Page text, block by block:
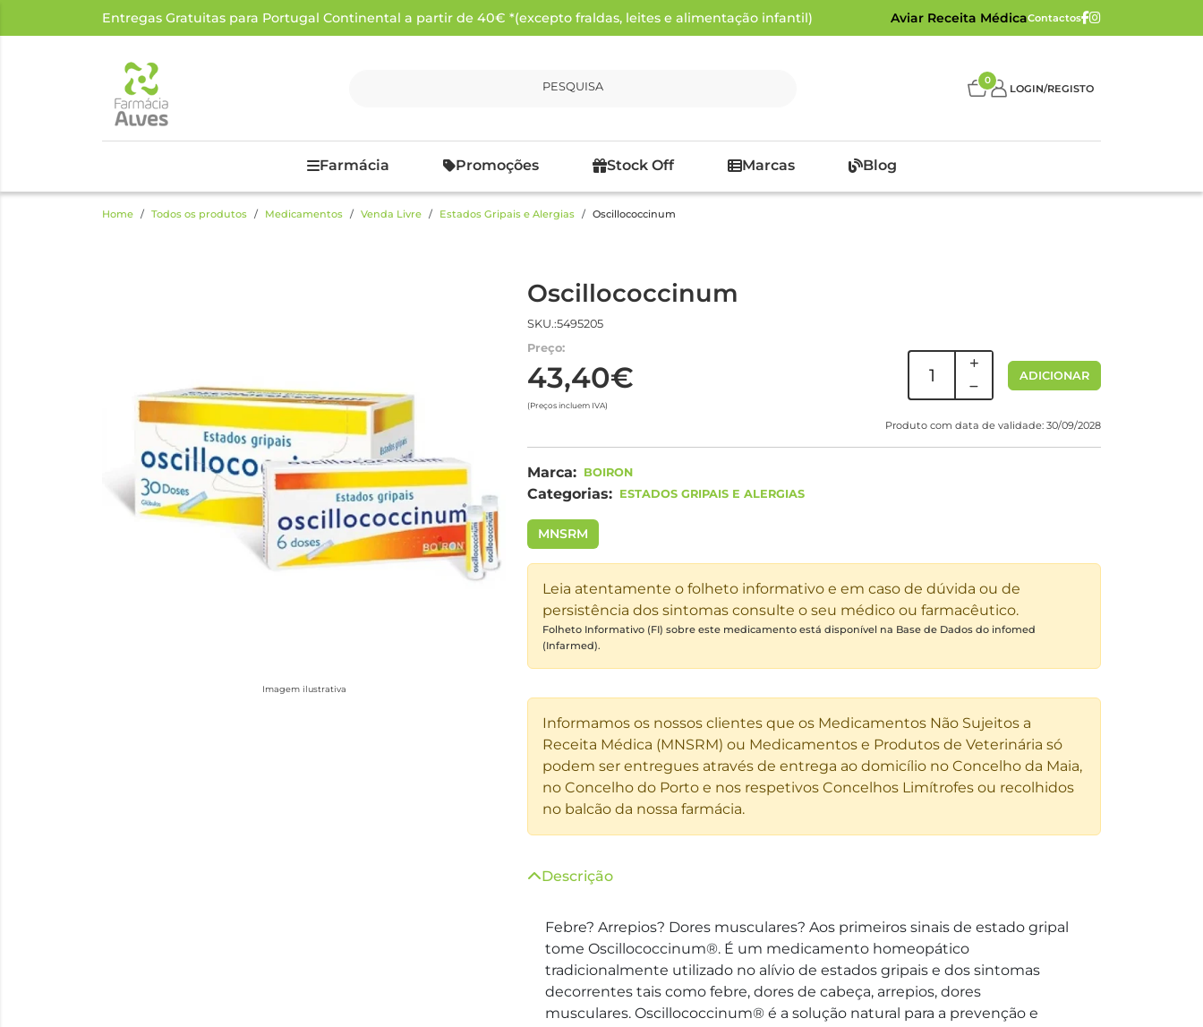
Entregas Gratuitas para Portugal Continental a partir de 40€ *(excepto fraldas, leites e alimentação infantil) Aviar Receita MédicaContactos
PESQUISA 0
LOGIN/REGISTO
Farmácia Promoções Stock Off Marcas Blog
Home Todos os produtos Medicamentos Venda Livre Estados Gripais e Alergias Oscillococcinum
Imagem ilustrativa
Oscillococcinum
SKU.:5495205
Preço:
43,40€
(Preços incluem IVA)
ADICIONAR
Produto com data de validade: 30/09/2028
Marca: BOIRON
Categorias: ESTADOS GRIPAIS E ALERGIAS
MNSRM
Leia atentamente o folheto informativo e em caso de dúvida ou de
persistência dos sintomas consulte o seu médico ou farmacêutico.
Folheto Informativo (FI) sobre este medicamento está disponível na Base de Dados do infomed
(Infarmed).
Informamos os nossos clientes que os Medicamentos Não Sujeitos a
Receita Médica (MNSRM) ou Medicamentos e Produtos de Veterinária só
podem ser entregues através de entrega ao domicílio no Concelho da Maia,
no Concelho do Porto e nos respetivos Concelhos Limítrofes ou recolhidos
no balcão da nossa farmácia.
Descrição
Febre? Arrepios? Dores musculares? Aos primeiros sinais de estado gripal
tome Oscillococcinum®. É um medicamento homeopático
tradicionalmente utilizado no alívio de estados gripais e dos sintomas
decorrentes tais como febre, dores de cabeça, arrepios, dores
musculares. Oscillococcinum® é a solução natural para a prevenção e